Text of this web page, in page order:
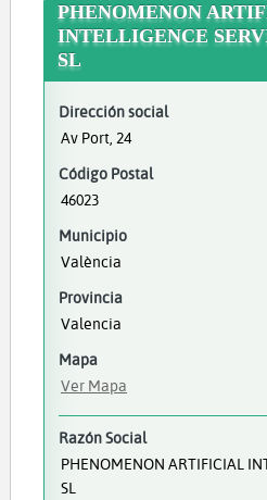
PHENOMENON
INTELLIGENCE
SL
Dirección social
Av Port, 24
Código Postal
46023
Municipio
València
Provincia
Valencia
Mapa
Ver Mapa
Razón Social
PHENOMENON ARTIFICIAL
SL